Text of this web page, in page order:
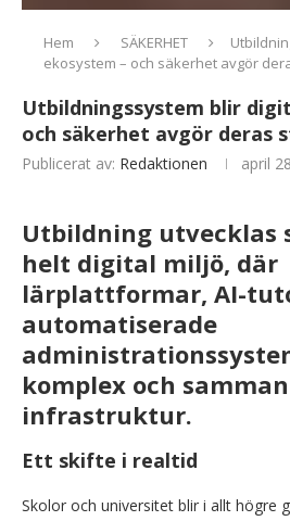
Hem SÄKERHET
ekosystem – och säkerhet avgör
Utbildningssystem blir
och säkerhet avgör deras
Publicerat av: Redaktionen april
Utbildning utvecklas
helt digital miljö, där
lärplattformar, AI-
automatiserade
komplex och
infrastruktur.
Ett skifte i realtid
Skolor och universitet blir i allt högre